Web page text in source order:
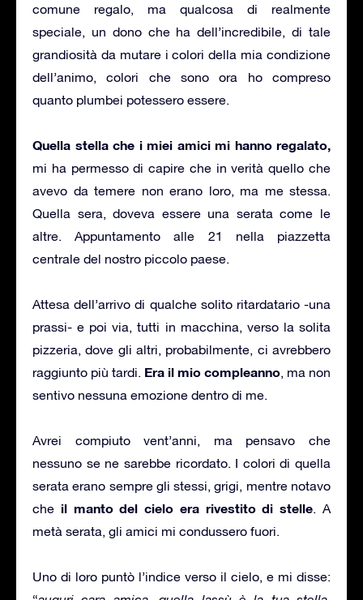
comune regalo, ma qualcosa di realmente
speciale, un dono che ha dell’incredibile, di tale
grandiosità da mutare i colori della mia condizione
dell’animo, colori che sono ora ho compreso
quanto plumbei potessero essere.
Quella stella che i miei amici mi hanno regalato,
mi ha permesso di capire che in verità quello che
avevo da temere non erano loro, ma me stessa.
Quella sera, doveva essere una serata come le
altre. Appuntamento alle 21 nella piazzetta
centrale del nostro piccolo paese.
Attesa dell’arrivo di qualche solito ritardatario -una
prassi- e poi via, tutti in macchina, verso la solita
pizzeria, dove gli altri, probabilmente, ci avrebbero
raggiunto più tardi. Era il mio compleanno, ma non
sentivo nessuna emozione dentro di me.
Avrei compiuto vent’anni, ma pensavo che
nessuno se ne sarebbe ricordato. I colori di quella
serata erano sempre gli stessi, grigi, mentre notavo
che il manto del cielo era rivestito di stelle. A
metà serata, gli amici mi condussero fuori.
Uno di loro puntò l’indice verso il cielo, e mi disse: